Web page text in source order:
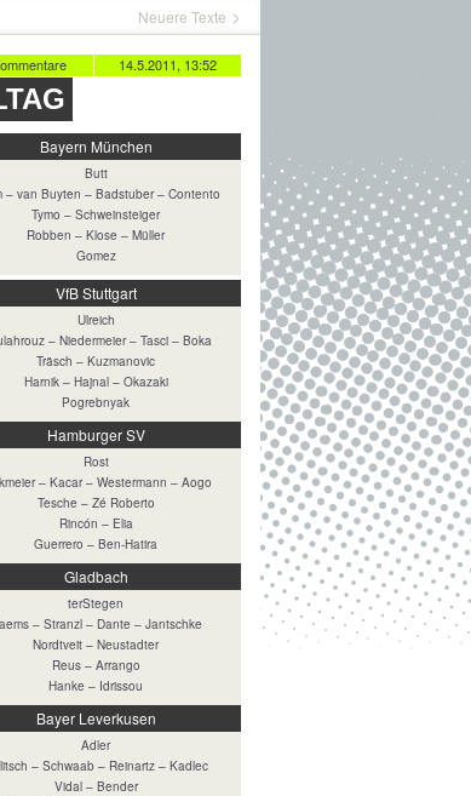
Neuere Texte
14.5.2011, 13:52
Bayern München
Butt
– van Buyten – Badstuber – Contento
Tymo – Schweinsteiger
Robben – Klose – Müller
Gomez
VfB Stuttgart
Ulreich
– Niedermeier – Tasci – Boka
Träsch – Kuzmanovic
Harnik – Hajnal – Okazaki
Pogrebnyak
Hamburger SV
Rost
– Kacar – Westermann – Aogo
Tesche – Zé Roberto
Rincón – Elia
Guerrero – Ben-Hatira
Gladbach
terStegen
– Stranzl – Dante – Jantschke
Nordtveit – Neustadter
Reus – Arrango
Hanke – Idrissou
Bayer Leverkusen
Adler
– Schwaab – Reinartz – Kadlec
Vidal – Bender